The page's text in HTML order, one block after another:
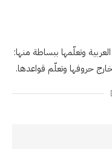
وتعلّمها ببساطة منها:
حروفها وتعلّم قواعدها.